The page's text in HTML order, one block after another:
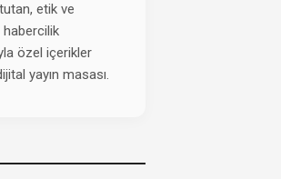
tutan, etik ve
habercilik
özel içerikler
yayın masası.